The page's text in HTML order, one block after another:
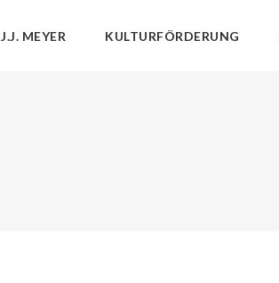
J.J. MEYER KULTURFÖRDERUNG